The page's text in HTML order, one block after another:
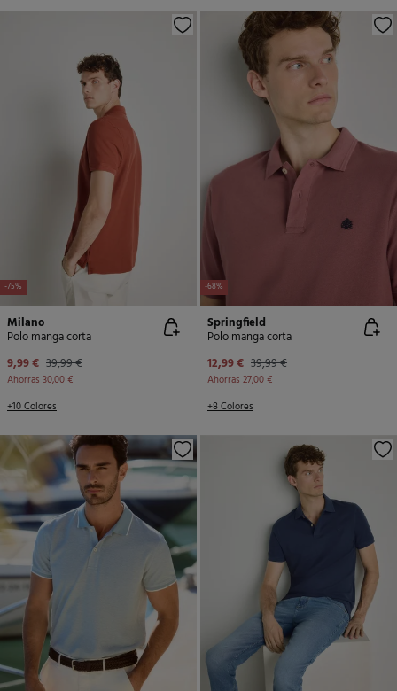
-75%
Milano
Polo manga corta
9,99 € 39,99 €
Ahorras 30,00 €
+10 Colores
-68%
Springfield
Polo manga corta
12,99 € 39,99 €
Ahorras 27,00 €
+8 Colores